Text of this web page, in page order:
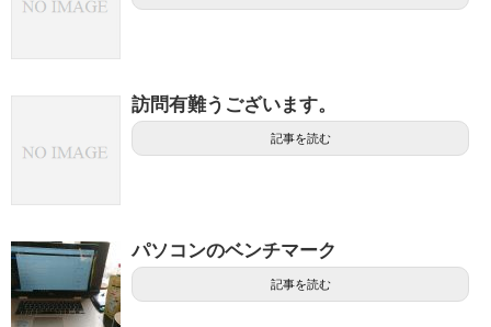
訪問有難うございます。
記事を読む
パソコンのベンチマーク
記事を読む